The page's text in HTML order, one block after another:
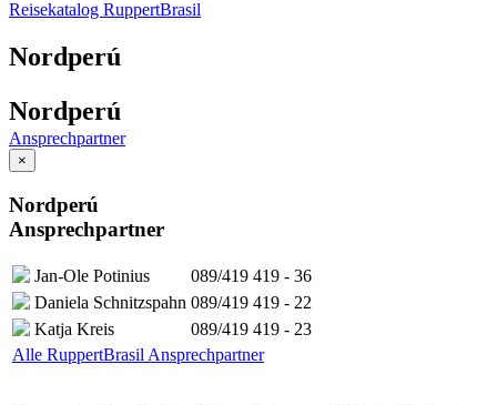
Reisekatalog RuppertBrasil
Nordperú
Nordperú
Ansprechpartner
×
Nordperú
Ansprechpartner
Jan-Ole Potinius
089/419 419 - 36
Daniela Schnitzspahn 089/419 419 - 22
Katja Kreis
089/419 419 - 23
Alle RuppertBrasil Ansprechpartner